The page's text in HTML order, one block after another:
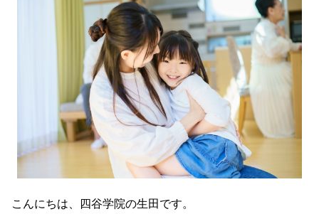
a
こんにちは、四谷学院の生田です。